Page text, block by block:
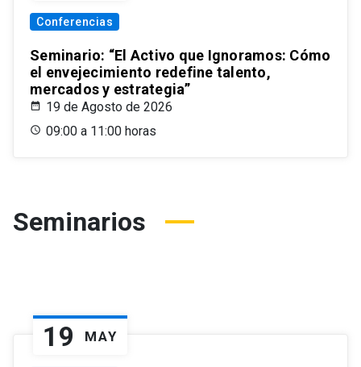
Conferencias
Seminario: “El Activo que Ignoramos: Cómo
el envejecimiento redefine talento,
mercados y estrategia”
19 de Agosto de 2026
09:00 a 11:00 horas
Seminarios
19 MAY